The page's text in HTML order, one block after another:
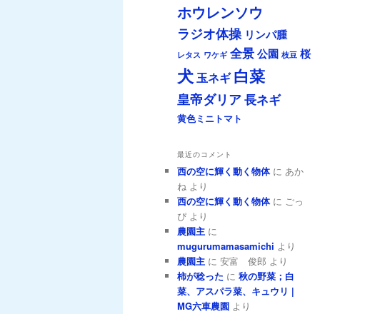
ホウレンソウ
ラジオ体操 リンパ腫
レタス ワケギ 全景公園 枝豆 桜
犬玉ネギ 白菜
皇帝ダリア長ネギ
黄色ミニトマト
最近のコメント
西の空に輝く動く物体に あか
ね より
西の空に輝く動く物体に ごっ
ぴより
農園主 に
mugurumamasamichi より
農園主 に 安富 俊郎 より
柿が稔った に 秋の野菜；白
菜、アスパラ菜、キュウリ |
MG六車農園 より